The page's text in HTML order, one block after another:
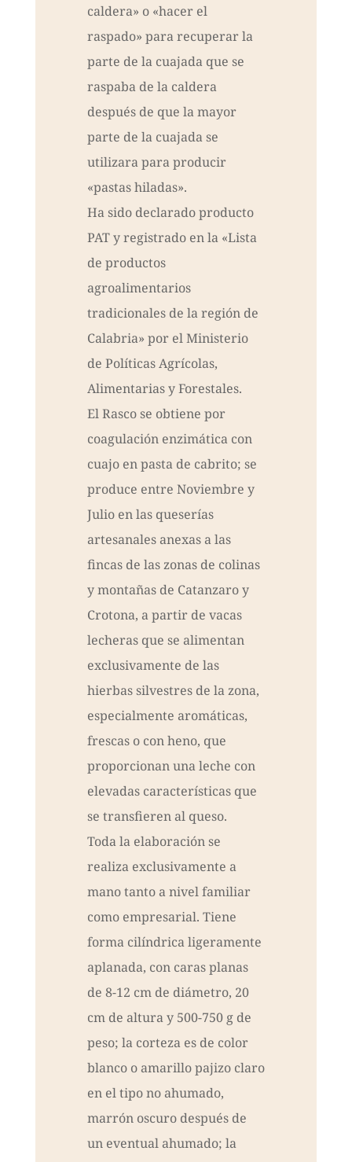
caldera» o «hacer el
raspado» para recuperar la
parte de la cuajada que se
raspaba de la caldera
después de que la mayor
parte de la cuajada se
utilizara para producir
«pastas hiladas».
Ha sido declarado producto
PAT y registrado en la «Lista
de productos
agroalimentarios
tradicionales de la región de
Calabria» por el Ministerio
de Políticas Agrícolas,
Alimentarias y Forestales.
El Rasco se obtiene por
coagulación enzimática con
cuajo en pasta de cabrito; se
produce entre Noviembre y
Julio en las queserías
artesanales anexas a las
fincas de las zonas de colinas
y montañas de Catanzaro y
Crotona, a partir de vacas
lecheras que se alimentan
exclusivamente de las
hierbas silvestres de la zona,
especialmente aromáticas,
frescas o con heno, que
proporcionan una leche con
elevadas características que
se transfieren al queso.
Toda la elaboración se
realiza exclusivamente a
mano tanto a nivel familiar
como empresarial. Tiene
forma cilíndrica ligeramente
aplanada, con caras planas
de 8-12 cm de diámetro, 20
cm de altura y 500-750 g de
peso; la corteza es de color
blanco o amarillo pajizo claro
en el tipo no ahumado,
marrón oscuro después de
un eventual ahumado; la